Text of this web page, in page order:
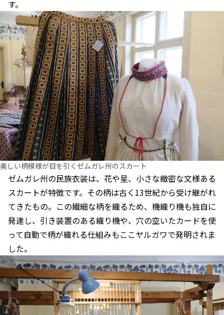
す。
美しい柄模様が目を引くゼムガレ州のスカート
ゼムガレ州の民族衣装は、花や星、小さな緻密な文様ある
スカートが特徴です。その柄は古く13世紀から受け継がれ
てきたもの。この繊細な柄を織るため、機織り機も独自に
発達し、引き装置のある織り機や、穴の空いたカードを使
って自動で柄が織れる仕組みもここヤルガワで発明されま
した。